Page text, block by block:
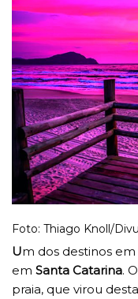
Foto: Thiago Knoll/
Um dos destinos
em Santa Catarina.
praia, que virou